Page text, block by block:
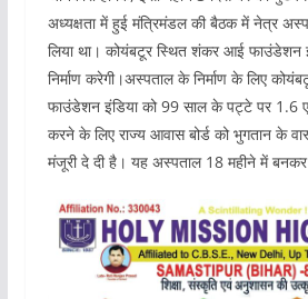
अध्यक्षता में हुई मंत्रिमंडल की बैठक में नेत्र
लिया था। कोयंबटूर स्थित शंकर आई फाउंडेशन
निर्माण करेगी।अस्पताल के निर्माण के लिए
फाउंडेशन इंडिया को 99 साल के पट्टे पर 1.6
करने के लिए राज्य आवास बोर्ड को भुगतान के
मंजूरी दे दी है। यह अस्पताल 18 महीने में बनकर